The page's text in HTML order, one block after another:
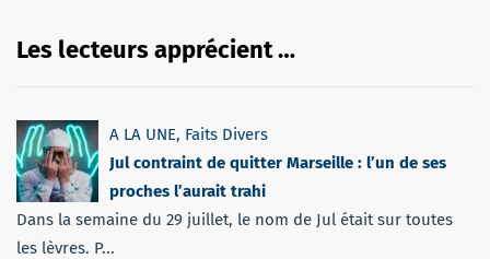
Les lecteurs apprécient …
A LA UNE, Faits Divers
Jul contraint de quitter Marseille : l’un de ses
proches l’aurait trahi
Dans la semaine du 29 juillet, le nom de Jul était sur toutes
les lèvres. P...